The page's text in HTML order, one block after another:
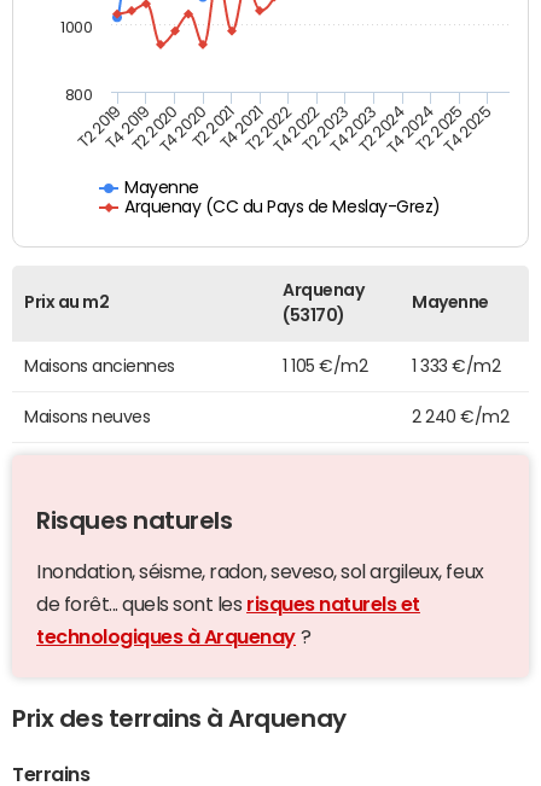
Mayenne
Arquenay (CC du Pays de Meslay-Grez)
T2 2019T4 2019T2 2020T4 2020T2 2021T4 2021T2 2022T4 2022T2 2023T4 2023T2 2024T4 2024T2 2025T4 2025
800
1000
Prix au m2
Arquenay
(53170)
Mayenne
Maisons anciennes 1 105 €/m2 1 333 €/m2
Maisons neuves 2 240 €/m2
Risques naturels
Inondation, séisme, radon, seveso, sol argileux, feux
de forêt... quels sont les risques naturels et
technologiques à Arquenay ?
Prix des terrains à Arquenay
Terrains